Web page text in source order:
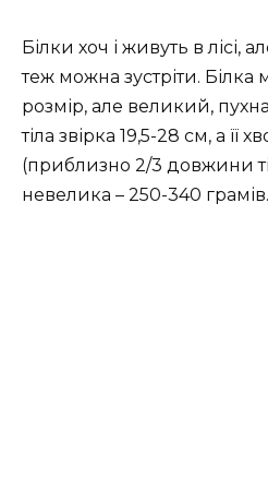
Білки хоч і живуть в лісі,
теж можна зустріти.
розмір, але великий,
тіла звірка 19,5-28 см, а її
(приблизно 2/3 довжини
невелика – 250-340 грамів.